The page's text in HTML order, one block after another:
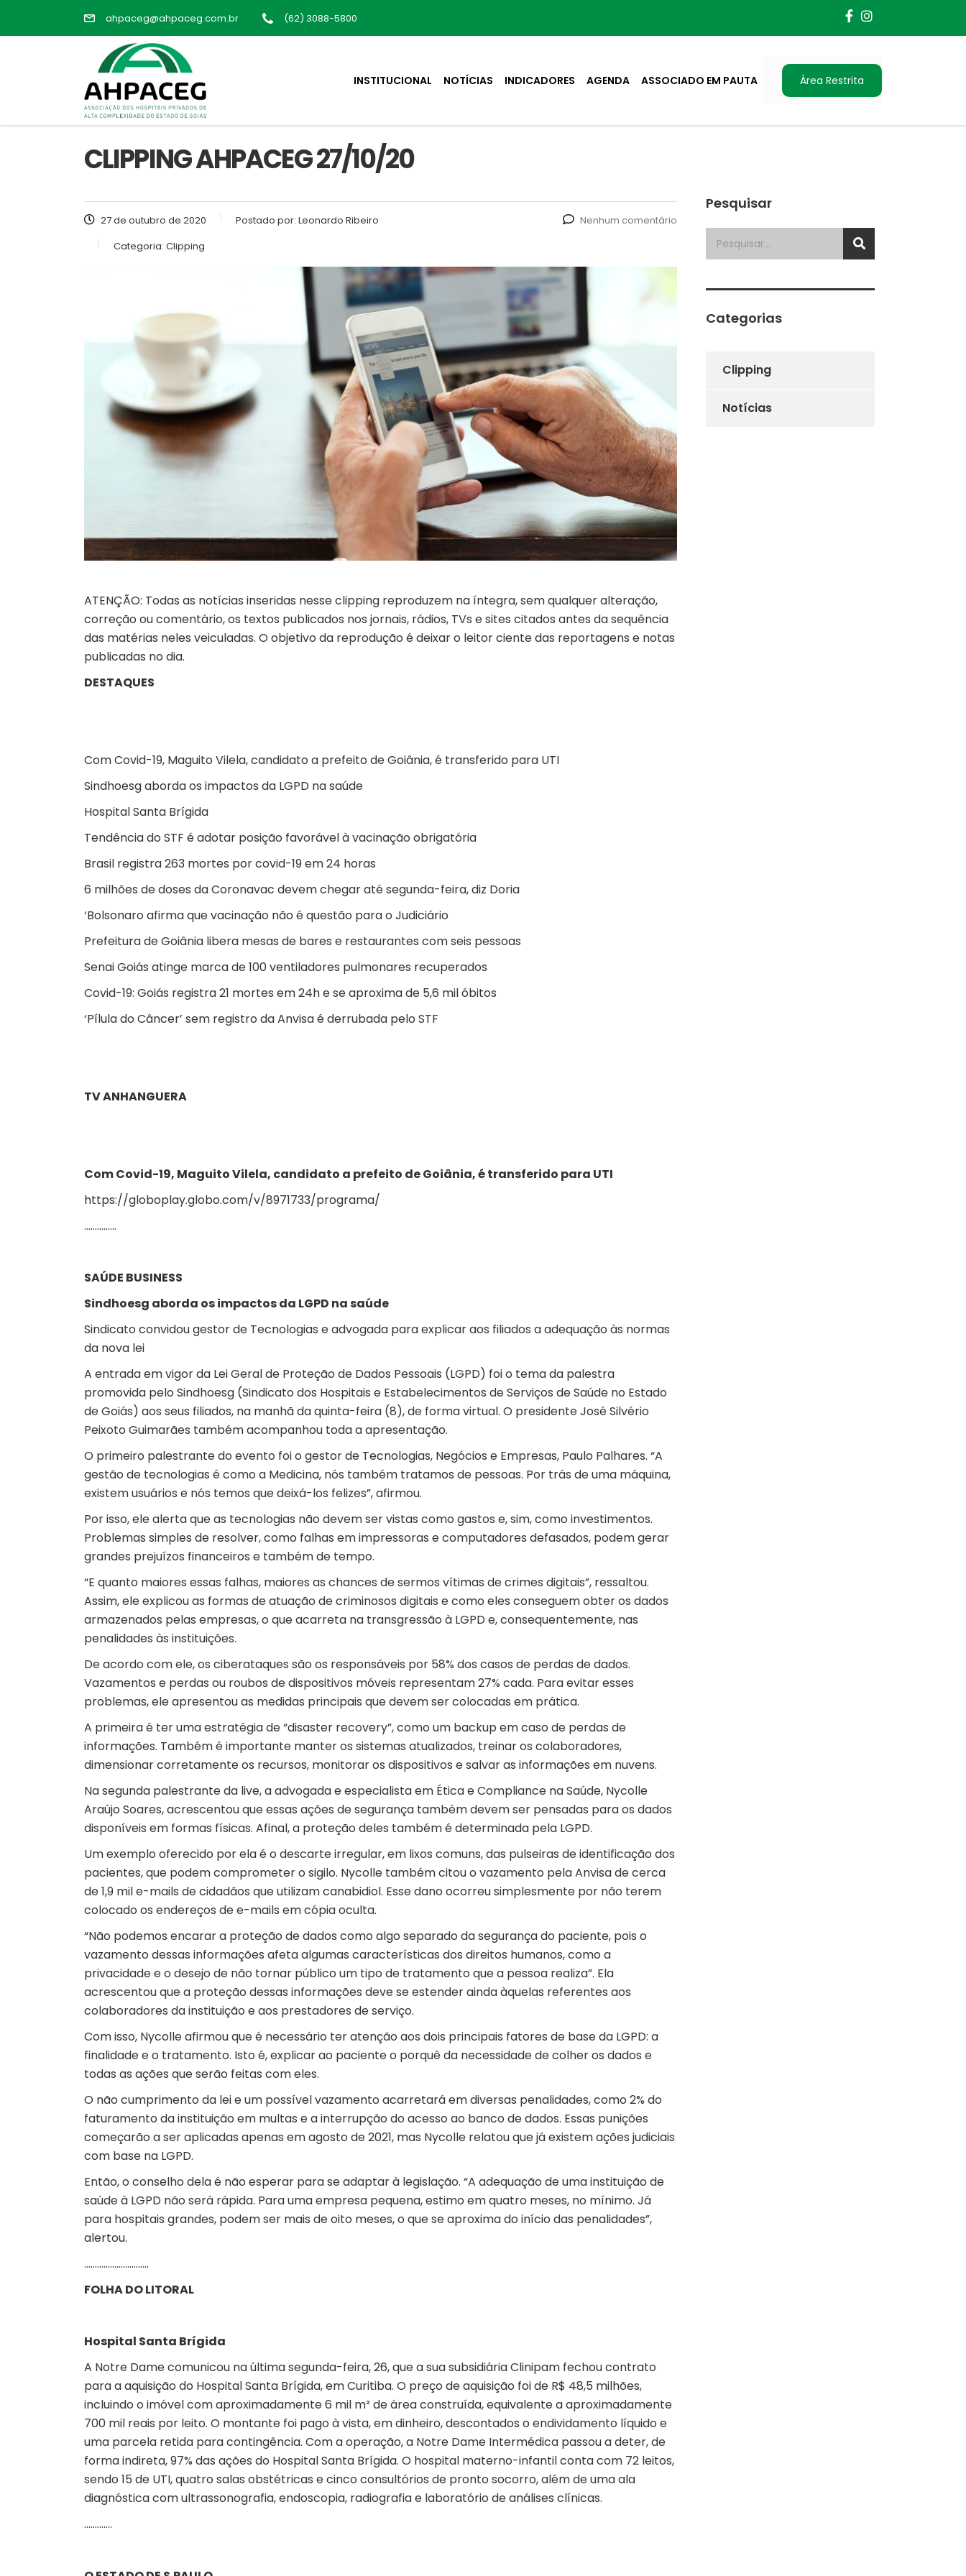
ahpaceg@ahpaceg.com.br (62) 3088-5800
INSTITUCIONAL NOTÍCIAS INDICADORES AGENDA ASSOCIADO EM PAUTA Área Restrita
CLIPPING AHPACEG 27/10/20
27 de outubro de 2020 Postado por: Leonardo Ribeiro
Categoria: Clipping
Nenhum comentário
ATENÇÃO: Todas as notícias inseridas nesse clipping reproduzem na íntegra, sem qualquer alteração,
correção ou comentário, os textos publicados nos jornais, rádios, TVs e sites citados antes da sequência
das matérias neles veiculadas. O objetivo da reprodução é deixar o leitor ciente das reportagens e notas
publicadas no dia.
DESTAQUES
Com Covid-19, Maguito Vilela, candidato a prefeito de Goiânia, é transferido para UTI
Sindhoesg aborda os impactos da LGPD na saúde
Hospital Santa Brígida
Tendência do STF é adotar posição favorável à vacinação obrigatória
Brasil registra 263 mortes por covid-19 em 24 horas
6 milhões de doses da Coronavac devem chegar até segunda-feira, diz Doria
‘Bolsonaro afirma que vacinação não é questão para o Judiciário
Prefeitura de Goiânia libera mesas de bares e restaurantes com seis pessoas
Senai Goiás atinge marca de 100 ventiladores pulmonares recuperados
Covid-19: Goiás registra 21 mortes em 24h e se aproxima de 5,6 mil óbitos
‘Pílula do Câncer’ sem registro da Anvisa é derrubada pelo STF
TV ANHANGUERA
Com Covid-19, Maguito Vilela, candidato a prefeito de Goiânia, é transferido para UTI
https://globoplay.globo.com/v/8971733/programa/
……………
SAÚDE BUSINESS
Sindhoesg aborda os impactos da LGPD na saúde
Sindicato convidou gestor de Tecnologias e advogada para explicar aos filiados a adequação às normas
da nova lei
A entrada em vigor da Lei Geral de Proteção de Dados Pessoais (LGPD) foi o tema da palestra
promovida pelo Sindhoesg (Sindicato dos Hospitais e Estabelecimentos de Serviços de Saúde no Estado
de Goiás) aos seus filiados, na manhã da quinta-feira (8), de forma virtual. O presidente José Silvério
Peixoto Guimarães também acompanhou toda a apresentação.
O primeiro palestrante do evento foi o gestor de Tecnologias, Negócios e Empresas, Paulo Palhares. “A
gestão de tecnologias é como a Medicina, nós também tratamos de pessoas. Por trás de uma máquina,
existem usuários e nós temos que deixá-los felizes”, afirmou.
Por isso, ele alerta que as tecnologias não devem ser vistas como gastos e, sim, como investimentos.
Problemas simples de resolver, como falhas em impressoras e computadores defasados, podem gerar
grandes prejuízos financeiros e também de tempo.
“E quanto maiores essas falhas, maiores as chances de sermos vítimas de crimes digitais”, ressaltou.
Assim, ele explicou as formas de atuação de criminosos digitais e como eles conseguem obter os dados
armazenados pelas empresas, o que acarreta na transgressão à LGPD e, consequentemente, nas
penalidades às instituições.
De acordo com ele, os ciberataques são os responsáveis por 58% dos casos de perdas de dados.
Vazamentos e perdas ou roubos de dispositivos móveis representam 27% cada. Para evitar esses
problemas, ele apresentou as medidas principais que devem ser colocadas em prática.
A primeira é ter uma estratégia de “disaster recovery”, como um backup em caso de perdas de
informações. Também é importante manter os sistemas atualizados, treinar os colaboradores,
dimensionar corretamente os recursos, monitorar os dispositivos e salvar as informações em nuvens.
Na segunda palestrante da live, a advogada e especialista em Ética e Compliance na Saúde, Nycolle
Araújo Soares, acrescentou que essas ações de segurança também devem ser pensadas para os dados
disponíveis em formas físicas. Afinal, a proteção deles também é determinada pela LGPD.
Um exemplo oferecido por ela é o descarte irregular, em lixos comuns, das pulseiras de identificação dos
pacientes, que podem comprometer o sigilo. Nycolle também citou o vazamento pela Anvisa de cerca
de 1,9 mil e-mails de cidadãos que utilizam canabidiol. Esse dano ocorreu simplesmente por não terem
colocado os endereços de e-mails em cópia oculta.
“Não podemos encarar a proteção de dados como algo separado da segurança do paciente, pois o
vazamento dessas informações afeta algumas características dos direitos humanos, como a
privacidade e o desejo de não tornar público um tipo de tratamento que a pessoa realiza”. Ela
acrescentou que a proteção dessas informações deve se estender ainda àquelas referentes aos
colaboradores da instituição e aos prestadores de serviço.
Com isso, Nycolle afirmou que é necessário ter atenção aos dois principais fatores de base da LGPD: a
finalidade e o tratamento. Isto é, explicar ao paciente o porquê da necessidade de colher os dados e
todas as ações que serão feitas com eles.
O não cumprimento da lei e um possível vazamento acarretará em diversas penalidades, como 2% do
faturamento da instituição em multas e a interrupção do acesso ao banco de dados. Essas punições
começarão a ser aplicadas apenas em agosto de 2021, mas Nycolle relatou que já existem ações judiciais
com base na LGPD.
Então, o conselho dela é não esperar para se adaptar à legislação. “A adequação de uma instituição de
saúde à LGPD não será rápida. Para uma empresa pequena, estimo em quatro meses, no mínimo. Já
para hospitais grandes, podem ser mais de oito meses, o que se aproxima do início das penalidades”,
alertou.
…………………………
FOLHA DO LITORAL
Hospital Santa Brígida
A Notre Dame comunicou na última segunda-feira, 26, que a sua subsidiária Clinipam fechou contrato
para a aquisição do Hospital Santa Brígida, em Curitiba. O preço de aquisição foi de R$ 48,5 milhões,
incluindo o imóvel com aproximadamente 6 mil m² de área construída, equivalente a aproximadamente
700 mil reais por leito. O montante foi pago à vista, em dinheiro, descontados o endividamento líquido e
uma parcela retida para contingência. Com a operação, a Notre Dame Intermédica passou a deter, de
forma indireta, 97% das ações do Hospital Santa Brígida. O hospital materno-infantil conta com 72 leitos,
sendo 15 de UTI, quatro salas obstétricas e cinco consultórios de pronto socorro, além de uma ala
diagnóstica com ultrassonografia, endoscopia, radiografia e laboratório de análises clínicas.
………….
Pesquisar
Categorias
Clipping
Notícias